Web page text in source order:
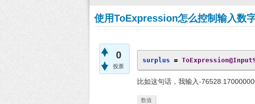
使用ToExpression怎么控制输入数
0
投票
surplus =
比如这句话，我输入-
数值